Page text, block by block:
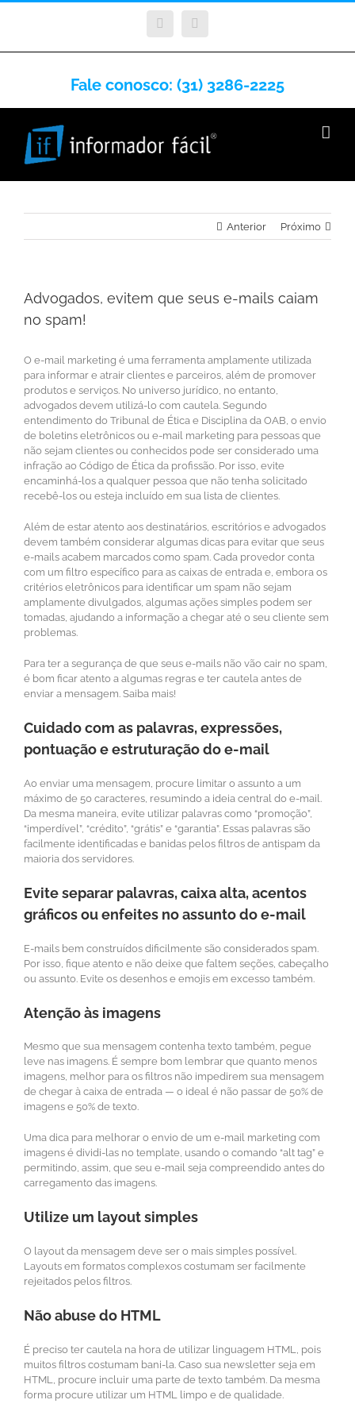
Facebook
Fale conosco: (31) 3286-2225
Anterior Próximo
Advogados, evitem que seus e-mails caiam
no spam!
O e-mail marketing é uma ferramenta amplamente utilizada
para informar e atrair clientes e parceiros, além de promover
produtos e serviços. No universo jurídico, no entanto,
advogados devem utilizá-lo com cautela. Segundo
entendimento do Tribunal de Ética e Disciplina da OAB, o envio
de boletins eletrônicos ou e-mail marketing para pessoas que
não sejam clientes ou conhecidos pode ser considerado uma
infração ao Código de Ética da profissão. Por isso, evite
encaminhá-los a qualquer pessoa que não tenha solicitado
recebê-los ou esteja incluído em sua lista de clientes.
Além de estar atento aos destinatários, escritórios e advogados
devem também considerar algumas dicas para evitar que seus
e-mails acabem marcados como spam. Cada provedor conta
com um filtro específico para as caixas de entrada e, embora os
critérios eletrônicos para identificar um spam não sejam
amplamente divulgados, algumas ações simples podem ser
tomadas, ajudando a informação a chegar até o seu cliente sem
problemas.
Para ter a segurança de que seus e-mails não vão cair no spam,
é bom ficar atento a algumas regras e ter cautela antes de
enviar a mensagem. Saiba mais!
Cuidado com as palavras, expressões,
pontuação e estruturação do e-mail
Ao enviar uma mensagem, procure limitar o assunto a um
máximo de 50 caracteres, resumindo a ideia central do e-mail.
Da mesma maneira, evite utilizar palavras como “promoção”,
“imperdível”, “crédito”, “grátis” e “garantia”. Essas palavras são
facilmente identificadas e banidas pelos filtros de antispam da
maioria dos servidores.
Evite separar palavras, caixa alta, acentos
gráficos ou enfeites no assunto do e-mail
E-mails bem construídos dificilmente são considerados spam.
Por isso, fique atento e não deixe que faltem seções, cabeçalho
ou assunto. Evite os desenhos e emojis em excesso também.
Atenção às imagens
Mesmo que sua mensagem contenha texto também, pegue
leve nas imagens. É sempre bom lembrar que quanto menos
imagens, melhor para os filtros não impedirem sua mensagem
de chegar à caixa de entrada — o ideal é não passar de 50% de
imagens e 50% de texto.
Uma dica para melhorar o envio de um e-mail marketing com
imagens é dividi-las no template, usando o comando “alt tag” e
permitindo, assim, que seu e-mail seja compreendido antes do
carregamento das imagens.
Utilize um layout simples
O layout da mensagem deve ser o mais simples possível.
Layouts em formatos complexos costumam ser facilmente
rejeitados pelos filtros.
Não abuse do HTML
É preciso ter cautela na hora de utilizar linguagem HTML, pois
muitos filtros costumam bani-la. Caso sua newsletter seja em
HTML, procure incluir uma parte de texto também. Da mesma
forma procure utilizar um HTML limpo e de qualidade.